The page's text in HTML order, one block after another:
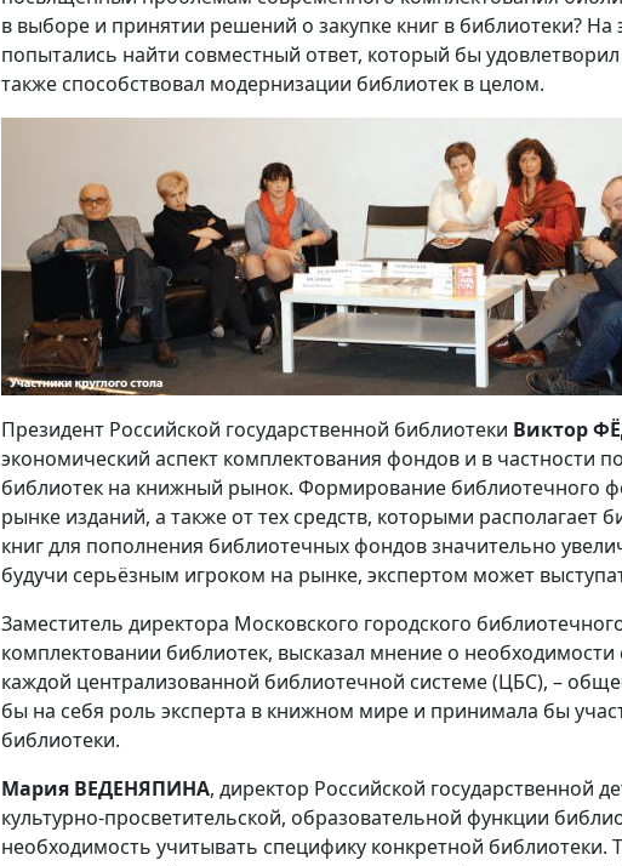
в выборе и принятии решений о закупке книг в библиотеки? На
попытались найти совместный ответ, который бы
также способствовал модернизации библиотек в целом.
Президент Российской государственной библиотеки Виктор
экономический аспект комплектования фондов и в частности
библиотек на книжный рынок. Формирование библиотечного
рынке изданий, а также от тех средств, которыми располагает
книг для пополнения библиотечных фондов значительно
будучи серьёзным игроком на рынке, экспертом может
Заместитель директора Московского городского
комплектовании библиотек, высказал мнение о
каждой централизованной библиотечной системе (ЦБС), –
бы на себя роль эксперта в книжном мире и принимала бы
библиотеки.
Мария ВЕДЕНЯПИНА, директор Российской государственной
культурно-просветительской, образовательной функции
необходимость учитывать специфику конкретной библиотеки.